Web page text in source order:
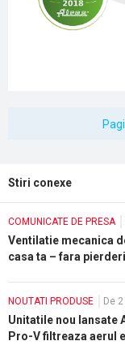
Stiri conexe
COMUNICATE DE PRESA
Ventilatie mecanica
casa ta – fara
NOUTATI PRODUSE De
Unitatile nou lansate
Pro-V filtreaza aerul